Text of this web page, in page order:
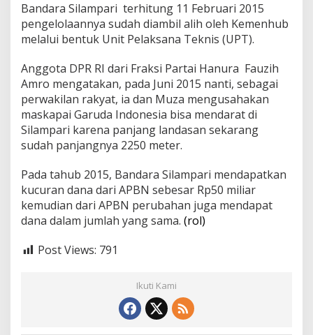
i
s
i
V
P
R
Bandara Silampari terhitung 11 Februari 2015
pengelolaannya sudah diambil alih oleh Kemenhub
melalui bentuk Unit Pelaksana Teknis (UPT).
Anggota DPR RI dari Fraksi Partai Hanura Fauzih
Amro mengatakan, pada Juni 2015 nanti, sebagai
perwakilan rakyat, ia dan Muza mengusahakan
maskapai Garuda Indonesia bisa mendarat di
Silampari karena panjang landasan sekarang
sudah panjangnya 2250 meter.
Pada tahub 2015, Bandara Silampari mendapatkan
kucuran dana dari APBN sebesar Rp50 miliar
kemudian dari APBN perubahan juga mendapat
dana dalam jumlah yang sama. (rol)
Post Views: 791
Ikuti Kami